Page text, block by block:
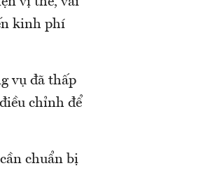
kinh phí
vụ đã thấp
chỉnh để
chuẩn bị